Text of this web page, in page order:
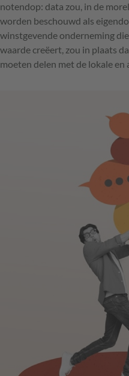
notendop: data zou, in de
worden beschouwd als
winstgevende onderneming
waarde creëert, zou in plaats
moeten delen met de lokale en